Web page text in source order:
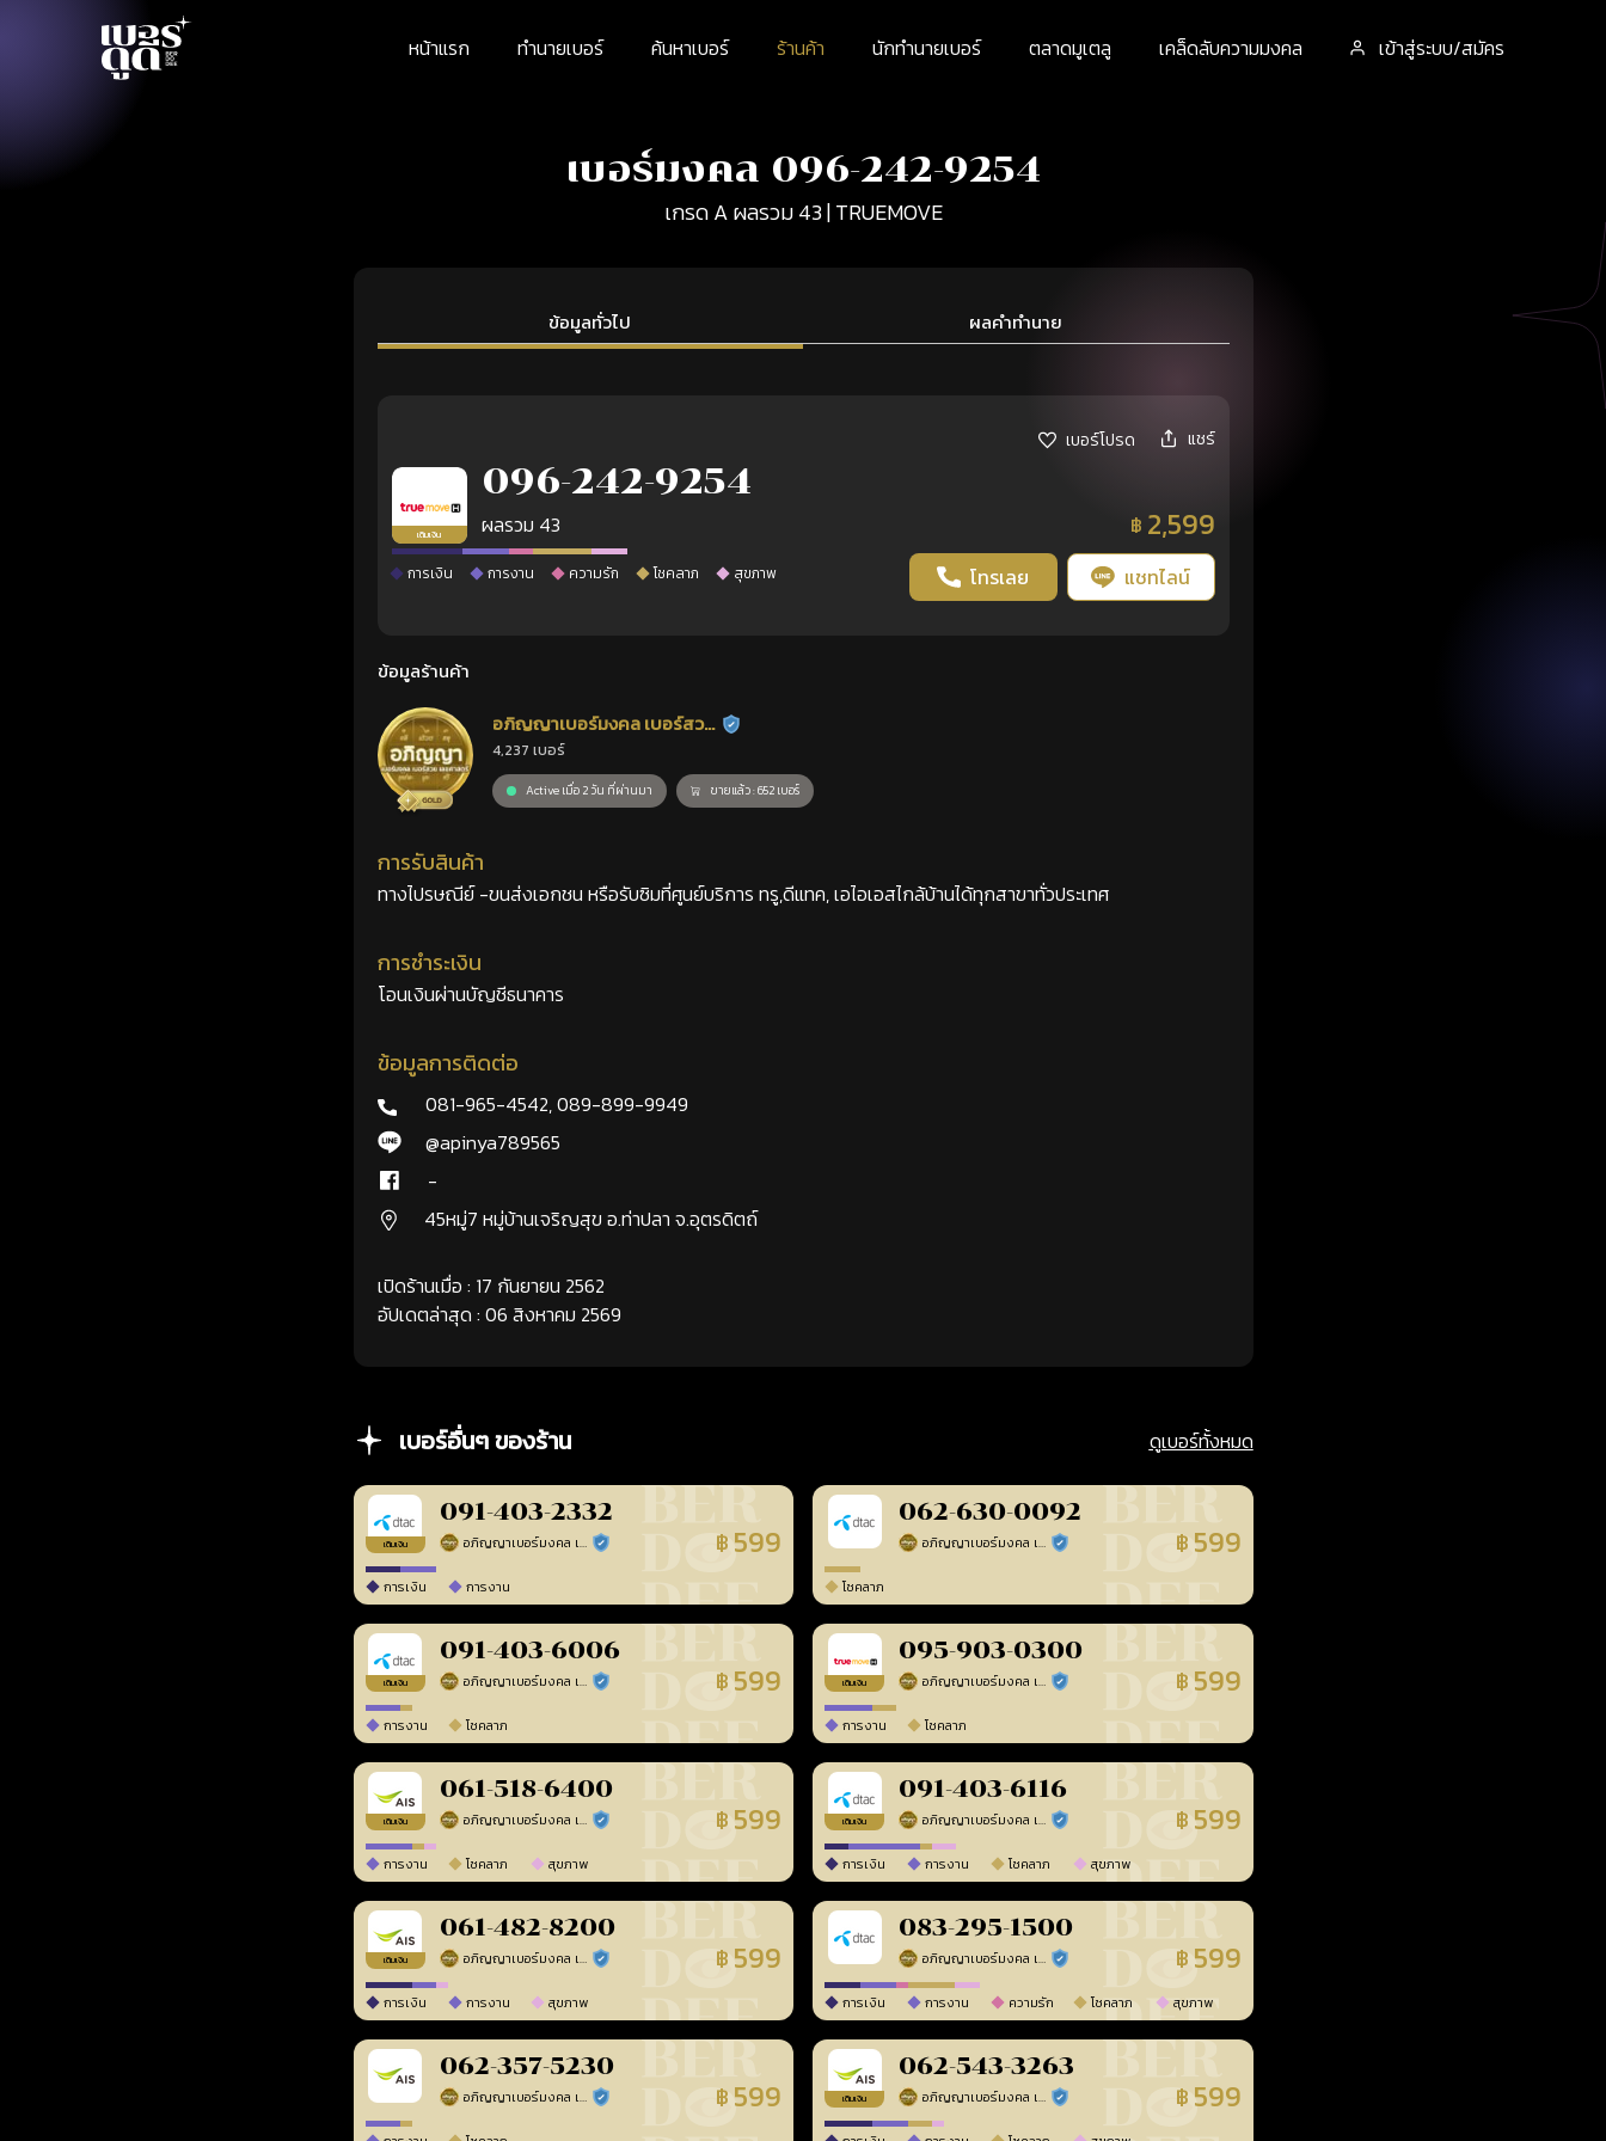
หน้าแรก ทำนายเบอร์ ค้นหาเบอร์ ร้านค้า นักทำนายเบอร์ ตลาดมูเตลู เคล็ดลับความมงคล เข้าสู่ระบบ/สมัคร
เบอร์มงคล 096-242-9254
เกรด A ผลรวม 43 | TRUEMOVE
ข้อมูลทั่วไป ผลคำทำนาย
เบอร์โปรด แชร์
เติมเงิน
096-242-9254
ผลรวม 43 ฿ 2,599
การเงิน การงาน ความรัก โชคลาภ สุขภาพ โทรเลย แชทไลน์
ข้อมูลร้านค้า
อภิญญาเบอร์มงคล เบอร์สวย
เลขศาสตร์
ร้านยืนยันแล้ว
4,237 เบอร์
Active เมื่อ 2 วัน ที่ผ่านมา ขายแล้ว : 652 เบอร์
การรับสินค้า
ทางไปรษณีย์ -ขนส่งเอกชน หรือรับซิมที่ศูนย์บริการ ทรู,ดีแทค, เอไอเอสไกล้บ้านได้ทุกสาขาทั่วประเทศ
การชำระเงิน
โอนเงินผ่านบัญชีธนาคาร
ข้อมูลการติดต่อ
081-965-4542,089-899-9949
@apinya789565
-
45หมู่7 หมู่บ้านเจริญสุข อ.ท่าปลา จ.อุตรดิตถ์
เปิดร้านเมื่อ : 17 กันยายน 2562
อัปเดตล่าสุด : 06 สิงหาคม 2569
เบอร์อื่นๆ ของร้าน ดูเบอร์ทั้งหมด
เติมเงิน
091-403-2332
อภิญญาเบอร์มงคล เบอร์สวยเลขศาสตร์ ร้านยืนยันแล้ว ฿ 599
การเงิน การงาน
062-630-0092
อภิญญาเบอร์มงคล เบอร์สวยเลขศาสตร์ ร้านยืนยันแล้ว ฿ 599
โชคลาภ
เติมเงิน
091-403-6006
อภิญญาเบอร์มงคล เบอร์สวยเลขศาสตร์ ร้านยืนยันแล้ว ฿ 599
การงาน โชคลาภ
เติมเงิน
095-903-0300
อภิญญาเบอร์มงคล เบอร์สวยเลขศาสตร์ ร้านยืนยันแล้ว ฿ 599
การงาน โชคลาภ
เติมเงิน
061-518-6400
อภิญญาเบอร์มงคล เบอร์สวยเลขศาสตร์ ร้านยืนยันแล้ว ฿ 599
การงาน โชคลาภ สุขภาพ
เติมเงิน
091-403-6116
อภิญญาเบอร์มงคล เบอร์สวยเลขศาสตร์ ร้านยืนยันแล้ว ฿ 599
การเงิน การงาน โชคลาภ สุขภาพ
เติมเงิน
061-482-8200
อภิญญาเบอร์มงคล เบอร์สวยเลขศาสตร์ ร้านยืนยันแล้ว ฿ 599
การเงิน การงาน สุขภาพ
083-295-1500
อภิญญาเบอร์มงคล เบอร์สวยเลขศาสตร์ ร้านยืนยันแล้ว ฿ 599
การเงิน การงาน ความรัก โชคลาภ สุขภาพ
062-357-5230
อภิญญาเบอร์มงคล เบอร์สวยเลขศาสตร์ ร้านยืนยันแล้ว ฿ 599 เติมเงิน
062-543-3263
อภิญญาเบอร์มงคล เบอร์สวยเลขศาสตร์ ร้านยืนยันแล้ว ฿ 599